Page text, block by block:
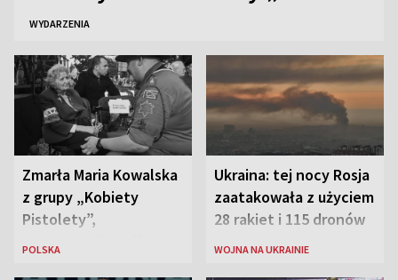
WYDARZENIA
Zmarła Maria Kowalska
z grupy „Kobiety
Pistolety”,
sanitariuszka pułku
POLSKA
Ukraina: tej nocy Rosja
zaatakowała z użyciem
28 rakiet i 115 dronów
WOJNA NA UKRAINIE